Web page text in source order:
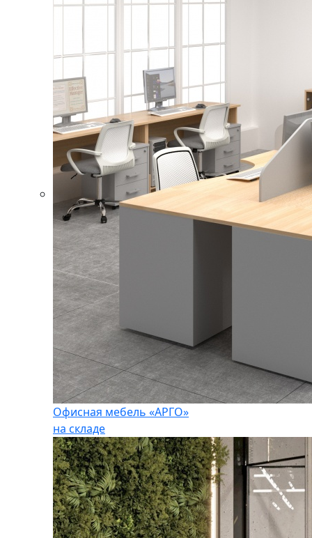
Офисная мебель «АРГО»
на складе